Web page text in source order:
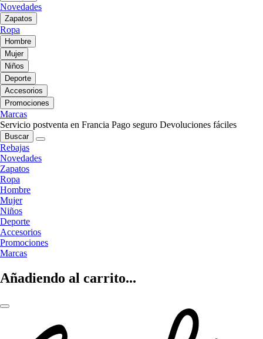
Novedades
Zapatos
Ropa
Hombre
Mujer
Niños
Deporte
Accesorios
Promociones
Marcas
Servicio postventa en Francia Pago seguro Devoluciones fáciles
Buscar
Rebajas
Novedades
Zapatos
Ropa
Hombre
Mujer
Niños
Deporte
Accesorios
Promociones
Marcas
Añadiendo al carrito...